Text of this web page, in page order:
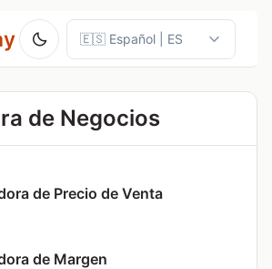
de Negocios
de Precio de Venta
de Margen